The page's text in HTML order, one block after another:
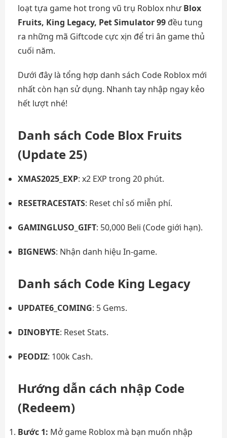
loạt tựa game hot trong vũ trụ Roblox nhưBlox
Fruits, King Legacy, Pet Simulator 99 đều tung
ra những mã Giftcode cực xịn để tri ân game thủ
cuối năm.
Dưới đây là tổng hợp danh sách Code Roblox mới
nhất còn hạn sử dụng. Nhanh tay nhập ngay kẻo
hết lượt nhé!
Danh sách Code Blox Fruits
(Update 25)
XMAS2025_EXP: x2 EXP trong 20 phút.
RESETRACESTATS: Reset chỉ số miễn phí.
GAMINGLUSO_GIFT: 50,000 Beli (Code giới hạn).
BIGNEWS: Nhận danh hiệu In-game.
Danh sách Code King Legacy
UPDATE6_COMING: 5 Gems.
DINOBYTE: Reset Stats.
PEODIZ: 100k Cash.
Hướng dẫn cách nhập Code
(Redeem)
Bước 1: Mở game Roblox mà bạn muốn nhập